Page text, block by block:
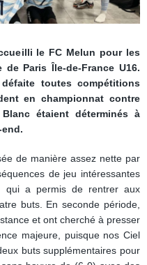
le FC Melun pour les
Paris Île-de-France U16.
toutes compétitions
en championnat contre
étaient déterminés à
de manière assez nette par
de jeu intéressantes
qui a permis de rentrer aux
buts. En seconde période,
et ont cherché à presser
majeure, puisque nos Ciel
buts supplémentaires pour